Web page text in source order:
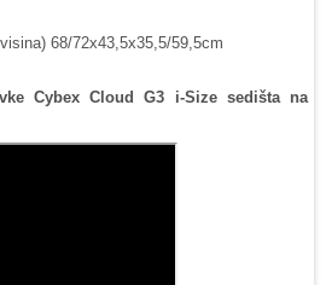
68/72x43,5x35,5/59,5cm
Cybex Cloud G3 i-Size sedišta na